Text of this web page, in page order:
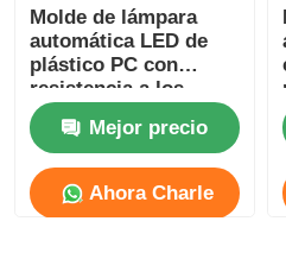
Productos
VR Show
Sobre nosotros
Molde de lámpara
automática LED de
plástico PC con
resistencia a los
rayos UV y
resistencia a bajas
temperaturas
Mejor precio
Ahora Charle